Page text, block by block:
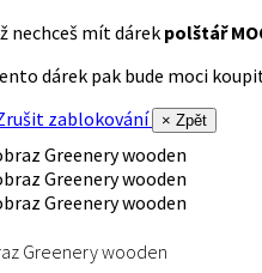
nechceš mít dárek polštář
dárek pak bude moci
zablokování
× Zpět
Greenery wooden